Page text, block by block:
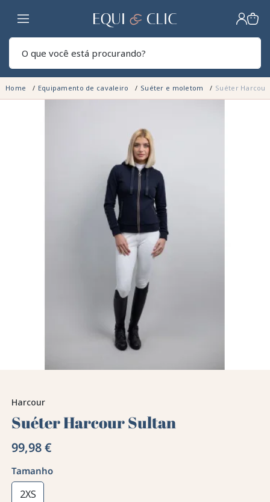
Lar
Home Equipamento de cavaleiro Suéter e moletom Suéter
Harcour
Suéter Harcour Sultan
99,98 €
Tamanho
2XS